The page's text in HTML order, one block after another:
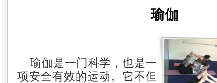
瑜伽
瑜伽是一门科学，也是一
项安全有效的运动。它不但